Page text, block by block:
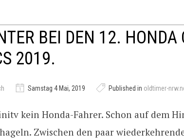
BEI DEN 12. HONDA
2019.
Samstag 4 Mai, 2019 Published in oldtimer-
kein Honda-Fahrer. Schon auf dem
Zwischen den paar